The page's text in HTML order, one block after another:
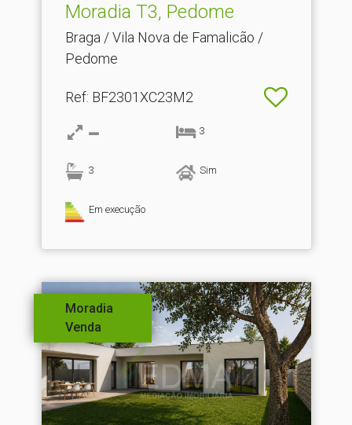
Moradia T3, Pedome
Braga / Vila Nova de Famalicão /
Pedome
Ref: BF2301XC23M2
3
3 Sim
Em execução
Moradia
Venda